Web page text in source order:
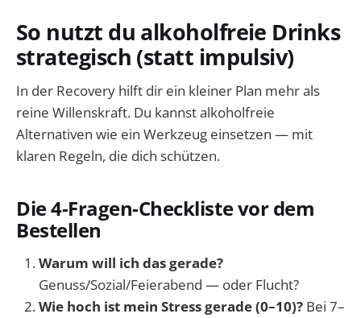
So nutzt du alkoholfreie Drinks
strategisch (statt impulsiv)
In der Recovery hilft dir ein kleiner Plan mehr als
reine Willenskraft. Du kannst alkoholfreie
Alternativen wie ein Werkzeug einsetzen — mit
klaren Regeln, die dich schützen.
Die 4-Fragen-Checkliste vor dem
Bestellen
Warum will ich das gerade?
Genuss/Sozial/Feierabend — oder Flucht?
Wie hoch ist mein Stress gerade (0–10)? Bei 7–